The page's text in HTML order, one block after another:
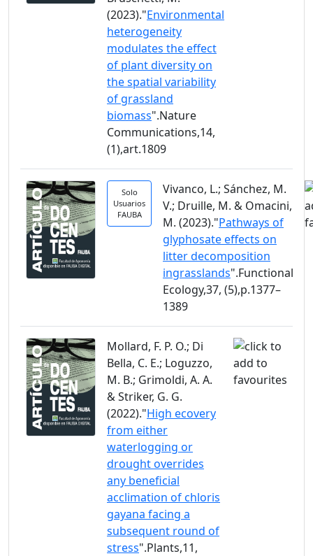
(2023)."Environmental
heterogeneity
modulates the effect
of plant diversity on
the spatial variability
of grassland
biomass".Nature
Communications,14,
(1),art.1809
Solo
Usuarios
FAUBA
Vivanco, L.; Sánchez, M.
V.; Druille, M. & Omacini,
M. (2023)."Pathways of
glyphosate effects on
litter decomposition
ingrasslands".Functional
Ecology,37, (5),p.1377–
1389
Mollard, F. P. O.; Di
Bella, C. E.; Loguzzo,
M. B.; Grimoldi, A. A.
& Striker, G. G.
(2022)."High ecovery
from either
waterlogging or
drought overrides
any beneficial
acclimation of chloris
gayana facing a
subsequent round of
stress".Plants,11,